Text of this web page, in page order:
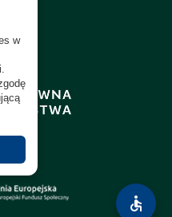
accessible
w